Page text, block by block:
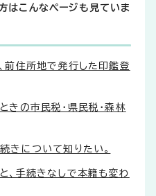
はこんなページも見ていま
前住所地で発行した印鑑登
きの市民税・県民税・森林
きについて知りたい。
、手続きなしで本籍も変わ